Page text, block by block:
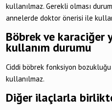
kullanılmaz. Gerekli olması
annelerde doktor önerisi ile
Böbrek ve
kullanım durumu
Ciddi böbrek fonksiyon
kullanılmaz.
Diğer ilaçlarla